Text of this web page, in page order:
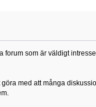
forum som är väldigt
med att många